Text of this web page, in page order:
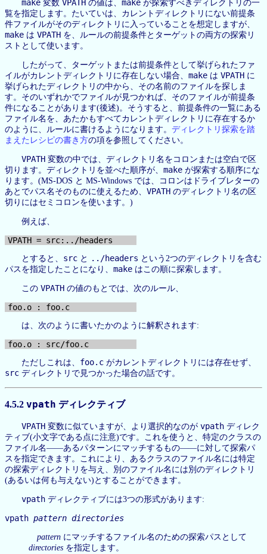
make 変数 VPATH の値は、 make が探索すべきディレクトリの一
覧を指定します。たいていは、カレントディレクトリにない前提条
件ファイルがそのディレクトリに入っていることを想定しますが、
make は VPATH を、ルールの前提条件とターゲットの両方の探索リ
ストとして使います。
したがって、ターゲットまたは前提条件として挙げられたファ
イルがカレントディレクトリに存在しない場合、 make は VPATH に
挙げられたディレクトリの中から、その名前のファイルを探しま
す。そのいずれかでファイルが見つかれば、そのファイルが前提条
件になることがあります(後述)。そうすると、前提条件の一覧にある
ファイル名を、あたかもすべてカレントディレクトリに存在するか
のように、ルールに書けるようになります。 ディレクトリ探索を踏
まえたレシピの書き方の項を参照してください。
VPATH 変数の中では、ディレクトリ名をコロンまたは空白で区
切ります。ディレクトリを並べた順序が、 make が探索する順序にな
ります。(MS-DOS と MS-Windows では、コロンはドライブレターの
あとでパス名そのものに使えるため、 VPATH のディレクトリ名の区
切りにはセミコロンを使います。)
例えば、
とすると、 src と ../headers という2つのディレクトリを含む
パスを指定したことになり、 make はこの順に探索します。
この VPATH の値のもとでは、次のルール、
は、次のように書いたかのように解釈されます:
ただしこれは、 foo.c がカレントディレクトリには存在せず、
src ディレクトリで見つかった場合の話です。
4.5.2 vpath ディレクティブ
VPATH 変数に似ていますが、より選択的なのが vpath ディレク
ティブ(小文字である点に注意)です。これを使うと、特定のクラスの
ファイル名——あるパターンにマッチするもの——に対して探索パ
スを指定できます。これにより、あるクラスのファイル名には特定
の探索ディレクトリを与え、別のファイル名には別のディレクトリ
(あるいは何も与えない)とすることができます。
vpath ディレクティブには3つの形式があります:
vpath pattern directories
pattern にマッチするファイル名のための探索パスとして
directories を指定します。